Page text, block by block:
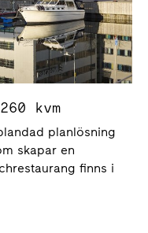
11, 4260 kvm
planlösning
skapar en
finns i